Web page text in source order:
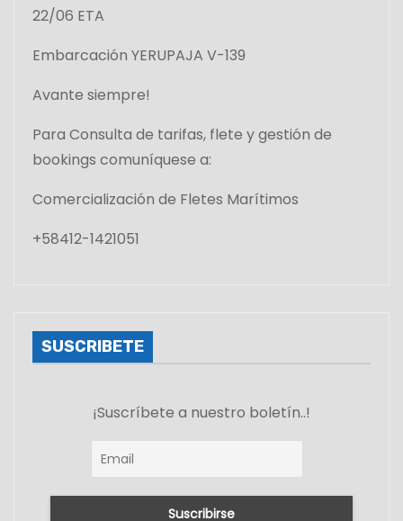
22/06 ETA
Embarcación YERUPAJA V-139
Avante siempre!
Para Consulta de tarifas, flete y gestión de
bookings comuníquese a:
Comercialización de Fletes Marítimos
+58412-1421051
SUSCRIBETE
¡Suscríbete a nuestro boletín..!